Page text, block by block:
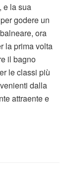
e la sua
godere un
ora
la prima volta
il bagno
le classi più
dalla
attraente e